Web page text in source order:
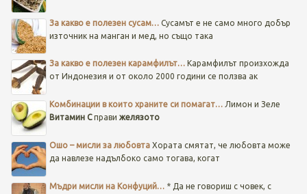
За какво е полезен сусам… Сусамът е не само много добър
източник на манган и мед, но също така
За какво е полезен карамфилът… Карамфилът произхожда
от Индонезия и от около 2000 години се ползва ак
Комбинации в които храните си помагат…Лимон и Зеле
Витамин Cправи желязото
Ошо – мисли за любовта Хората смятат, че любовта може
да навлезе надълбоко само тогава, когат
Мъдри мисли на Конфуций… * Да не говориш с човек, с